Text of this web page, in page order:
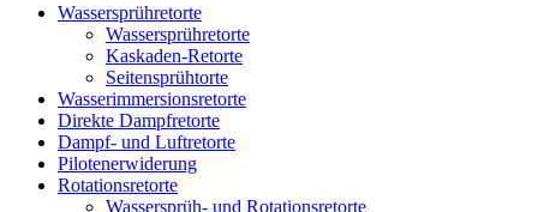
Wassersprühretorte
Wassersprühretorte
Kaskaden-Retorte
Seitensprühtorte
Wasserimmersionsretorte
Direkte Dampfretorte
Dampf- und Luftretorte
Pilotenerwiderung
Rotationsretorte
Wassersprüh- und Rotationsretorte